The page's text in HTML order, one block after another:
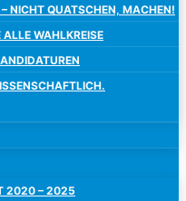
NICHT QUATSCHEN, MACHEN!
WAHLKREISE
2020 – 2025